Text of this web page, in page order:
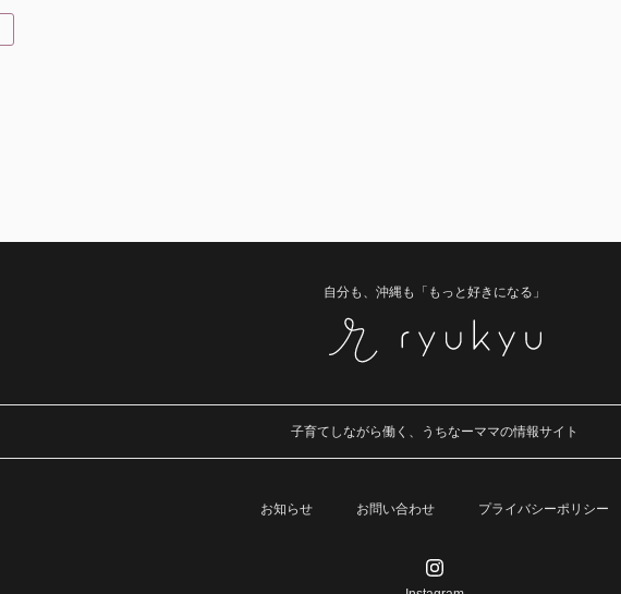
自分も、沖縄も「もっと好きになる」
子育てしながら働く、うちなーママの情報サイト
お知らせ お問い合わせ プライバシーポリシー